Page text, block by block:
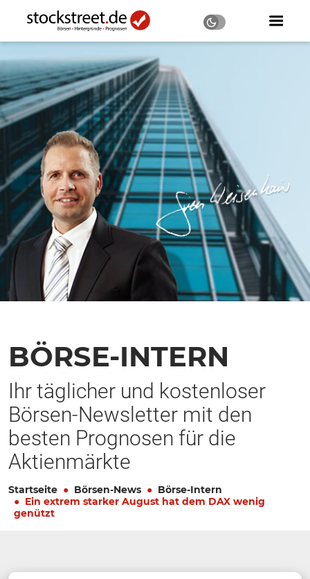
BÖRSE-INTERN
Ihr täglicher und kostenloser
Börsen-Newsletter mit den
besten Prognosen für die
Aktienmärkte
Startseite Börsen-News
Börse-Intern
Ein extrem starker August hat dem DAX wenig
genützt